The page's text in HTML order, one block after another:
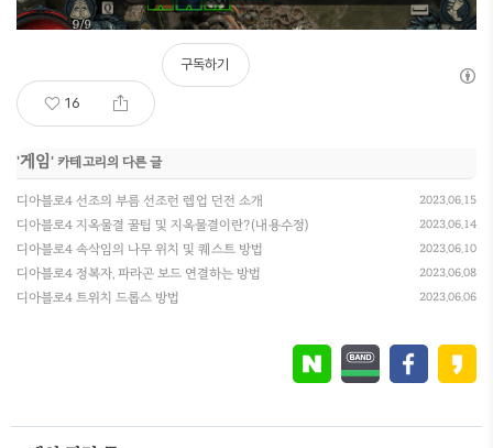
16
구독하기
'게임' 카테고리의 다른 글
디아블로4 선조의 부름 선조런 렙업 던전 소개 2023.06.15
디아블로4 지옥물결 꿀팁 및 지옥물결이란?(내용수정) 2023.06.14
디아블로4 속삭임의 나무 위치 및 퀘스트 방법 2023.06.10
디아블로4 정복자, 파라곤 보드 연결하는 방법 2023.06.08
디아블로4 트위치 드롭스 방법 2023.06.06